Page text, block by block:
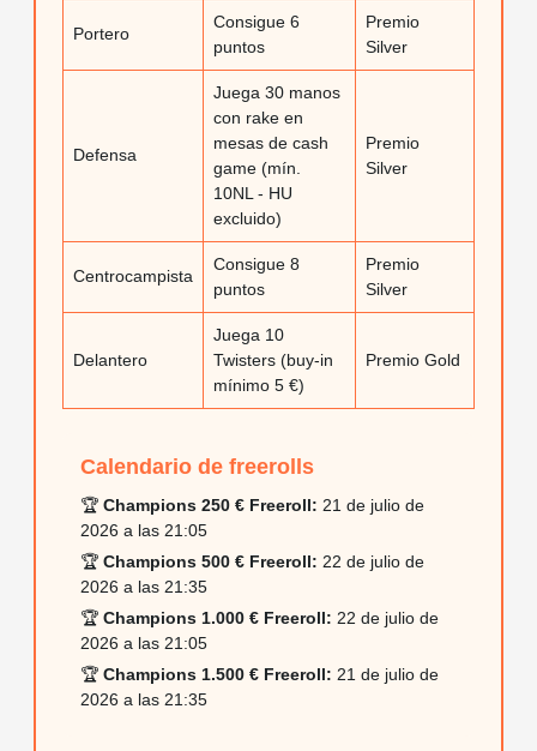
Portero
Consigue 6
puntos
Premio
Silver
Defensa
Juega 30 manos
con rake en
mesas de cash
game (mín.
10NL - HU
excluido)
Premio
Silver
Centrocampista
Consigue 8
puntos
Premio
Silver
Delantero
Juega 10
Twisters (buy-in
mínimo 5 €)
Premio Gold
Calendario de freerolls
🏆 Champions 250 € Freeroll: 21 de julio de
2026 a las 21:05
🏆 Champions 500 € Freeroll: 22 de julio de
2026 a las 21:35
🏆 Champions 1.000 € Freeroll: 22 de julio de
2026 a las 21:05
🏆 Champions 1.500 € Freeroll: 21 de julio de
2026 a las 21:35